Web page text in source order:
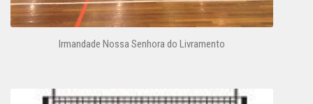
Irmandade Nossa Senhora do Livramento